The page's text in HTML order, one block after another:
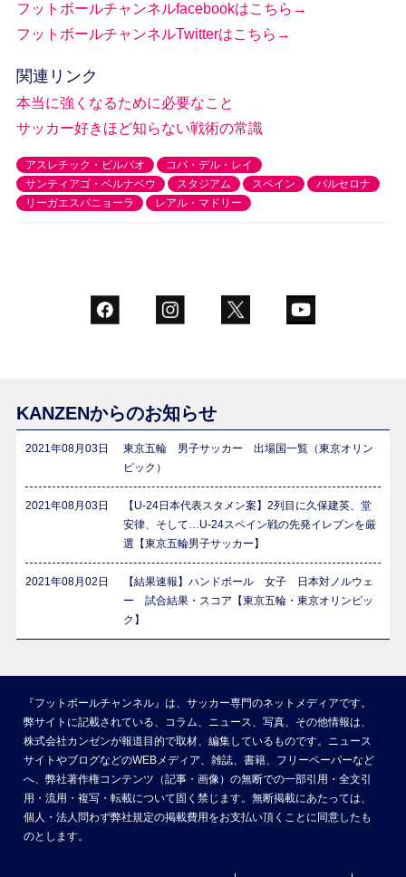
フットボールチャンネルfacebookはこちら→
フットボールチャンネルTwitterはこちら→
関連リンク
本当に強くなるために必要なこと
サッカー好きほど知らない戦術の常識
アスレチック・ビルバオ
コパ・デル・レイ
サンティアゴ・ベルナベウ
スタジアム スペイン
バルセロナ
リーガエスパニョーラ
レアル・マドリー
KANZENからのお知らせ
2021年08月03日
東京五輪 男子サッカー 出場国一覧（東京オリン
ピック）
2021年08月03日
【U-24日本代表スタメン案】2列目に久保建英、堂
安律、そして…U-24スペイン戦の先発イレブンを厳
選【東京五輪男子サッカー】
2021年08月02日
【結果速報】ハンドボール 女子 日本対ノルウェ
ー 試合結果・スコア【東京五輪・東京オリンピッ
ク】
『フットボールチャンネル』は、サッカー専門のネットメディアです。
弊サイトに記載されている、コラム、ニュース、写真、その他情報は、
株式会社カンゼンが報道目的で取材、編集しているものです。ニュース
サイトやブログなどのWEBメディア、雑誌、書籍、フリーペーパーなど
へ、弊社著作権コンテンツ（記事・画像）の無断での一部引用・全文引
用・流用・複写・転載について固く禁じます。無断掲載にあたっては、
個人・法人問わず弊社規定の掲載費用をお支払い頂くことに同意したも
のとします。